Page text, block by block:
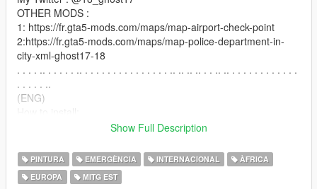
OTHER MODS :
1: https://fr.gta5-mods.com/maps/map-airport-check-point
2:https://fr.gta5-mods.com/maps/map-police-department-in-
city-xml-ghost17-18
. . . . .. . . . . . .. . . . . . . . . . . . . . . . .. .. .. .. . . .. .. . . . . . . . . . . . .
. . . . . ..
(ENG)
\vehicles.rpf
and replace: riot.ytd
Show Full Description
PINTURA EMERGÈNCIA INTERNACIONAL
ÀFRICA
EUROPA
MITG EST